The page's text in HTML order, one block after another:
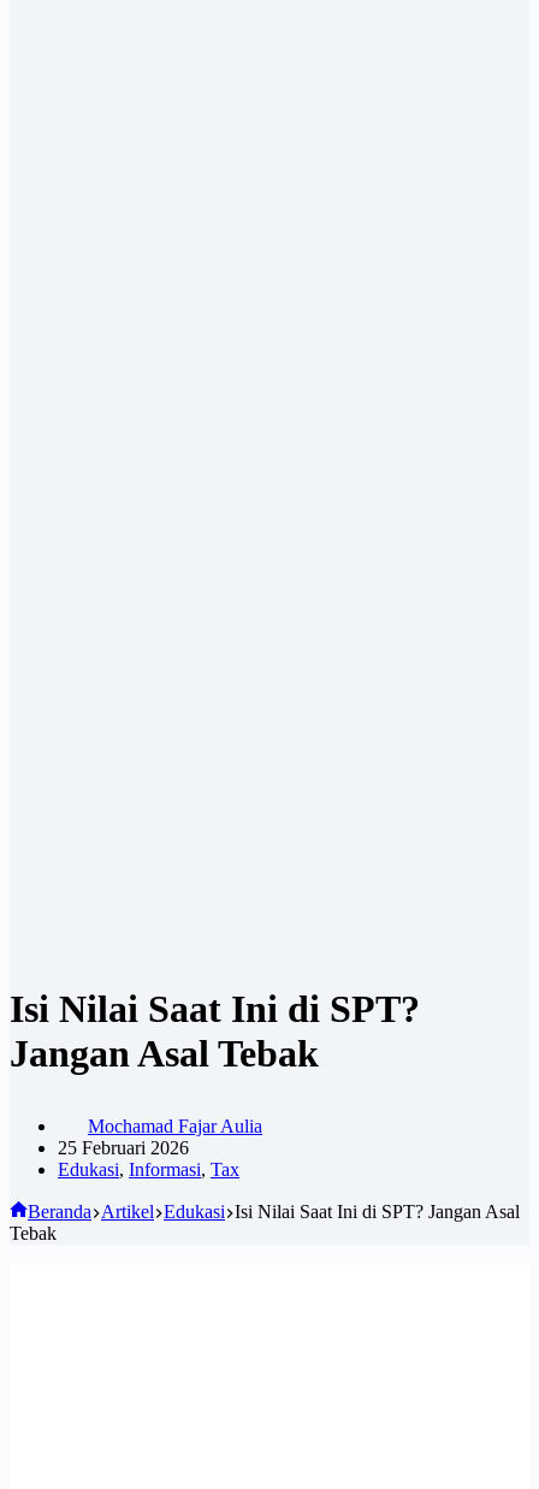
Isi Nilai Saat Ini di SPT?
Jangan Asal Tebak
Mochamad Fajar Aulia
25 Februari 2026
Edukasi, Informasi, Tax
Beranda Artikel Edukasi Isi Nilai Saat Ini di SPT? Jangan Asal
Tebak